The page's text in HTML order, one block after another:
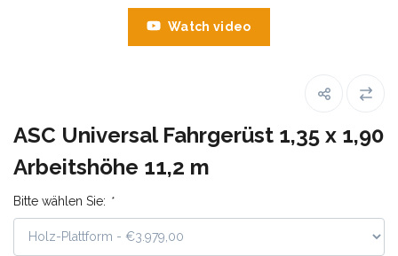
Watch video
ASC Universal Fahrgerüst 1,35 x 1,90
Arbeitshöhe 11,2 m
Bitte wählen Sie: *